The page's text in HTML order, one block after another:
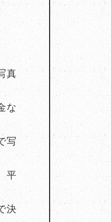
真
な
写
平
決